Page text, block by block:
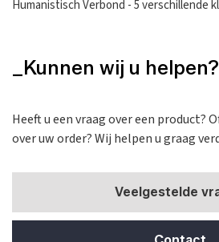
Humanistisch Verbond - 5 verschillende
_Kunnen wij u helpen?
Heeft u een vraag over een product?
over uw order? Wij helpen u graag
Veelgestelde